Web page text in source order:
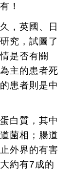
！
，英國、日
究，試圖了
是否有關
主的患者死
患者則是中
白質，其中
菌相；腸道
外界的有害
約有7成的